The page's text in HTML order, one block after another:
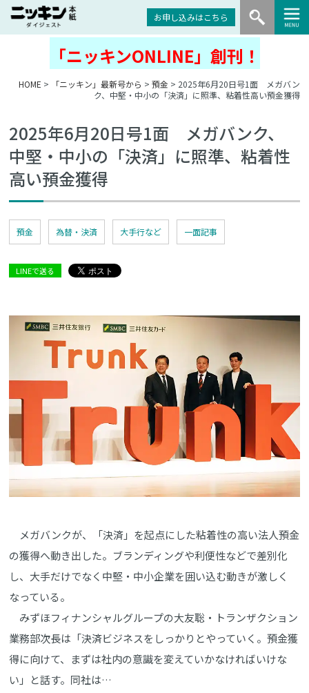
お申し込みはこちら
「ニッキンONLINE」創刊！
HOME > 「ニッキン」最新号から > 預金 > 2025年6月20日号1面 メガバン
ク、中堅・中小の「決済」に照準、粘着性高い預金獲得
2025年6月20日号1面 メガバンク、
中堅・中小の「決済」に照準、粘着性
高い預金獲得
預金 為替・決済 大手行など 一面記事
LINEで送る
メガバンクが、「決済」を起点にした粘着性の高い法人預金
の獲得へ動き出した。ブランディングや利便性などで差別化
し、大手だけでなく中堅・中小企業を囲い込む動きが激しく
なっている。
みずほフィナンシャルグループの大友聡・トランザクション
業務部次長は「決済ビジネスをしっかりとやっていく。預金獲
得に向けて、まずは社内の意識を変えていかなければいけな
い」と話す。同社は…